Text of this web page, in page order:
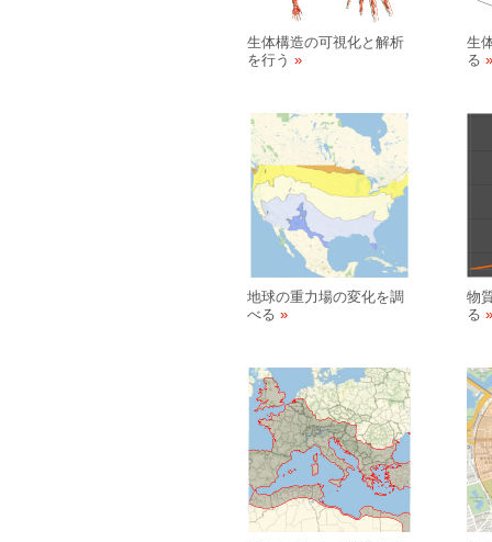
生体構造の可視化と解析
を行う
生
る
地球の重力場の変化を調
べる
物
る